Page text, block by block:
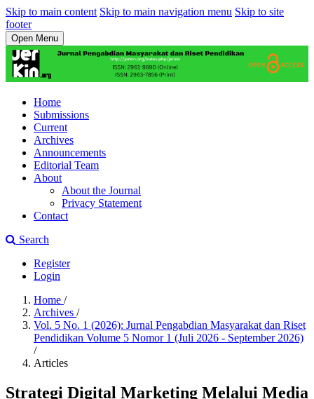
Skip to main content Skip to main navigation menu Skip to site
footer
Open Menu
Home
Submissions
Current
Archives
Announcements
Editorial Team
About
About the Journal
Privacy Statement
Contact
Search
Register
Login
Home /
Archives /
Vol. 5 No. 1 (2026): Jurnal Pengabdian Masyarakat dan Riset
Pendidikan Volume 5 Nomor 1 (Juli 2026 - September 2026)
/
Articles
Strategi Digital Marketing Melalui Media